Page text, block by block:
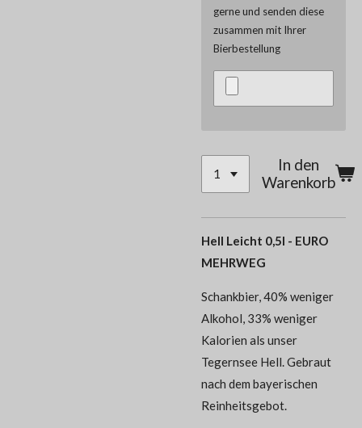
gerne und senden diese
zusammen mit Ihrer
Bierbestellung
In den
Warenkorb
Hell Leicht 0,5l - EURO
MEHRWEG
Schankbier, 40% weniger
Alkohol, 33% weniger
Kalorien als unser
Tegernsee Hell. Gebraut
nach dem bayerischen
Reinheitsgebot.